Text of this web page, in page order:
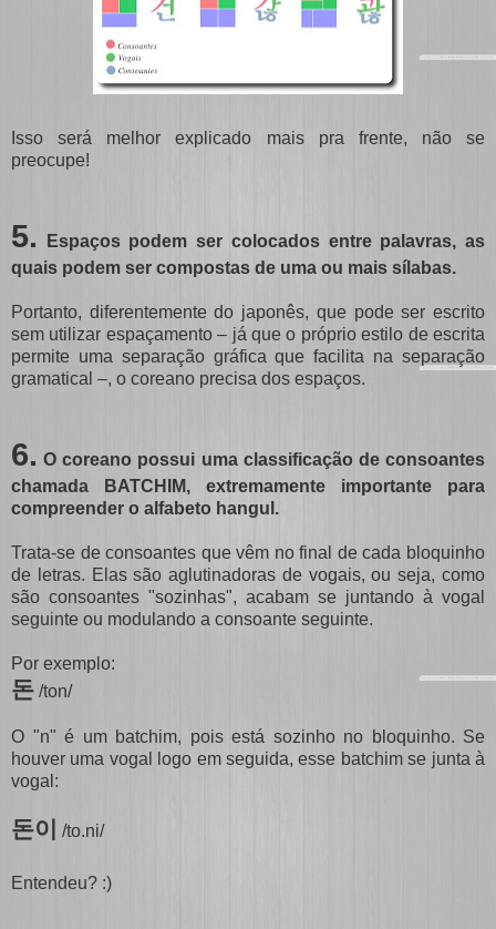
Isso será melhor explicado mais pra frente, não se
preocupe!
5.
Espaços podem ser colocados entre palavras, as
quais podem ser compostas de uma ou mais sílabas.
Portanto, diferentemente do japonês, que pode ser escrito
sem utilizar espaçamento – já que o próprio estilo de escrita
permite uma separação gráfica que facilita na separação
gramatical –, o coreano precisa dos espaços.
6. O coreano possui uma classificação de consoantes
chamada BATCHIM, extremamente importante para
compreender o alfabeto hangul.
Trata-se de consoantes que vêm no final de cada bloquinho
de letras. Elas são aglutinadoras de vogais, ou seja, como
são consoantes "sozinhas", acabam se juntando à vogal
seguinte ou modulando a consoante seguinte.
Por exemplo:
돈 /ton/
O "n" é um batchim, pois está sozinho no bloquinho. Se
houver uma vogal logo em seguida, esse batchim se junta à
vogal:
돈이 /to.ni/
Entendeu? :)